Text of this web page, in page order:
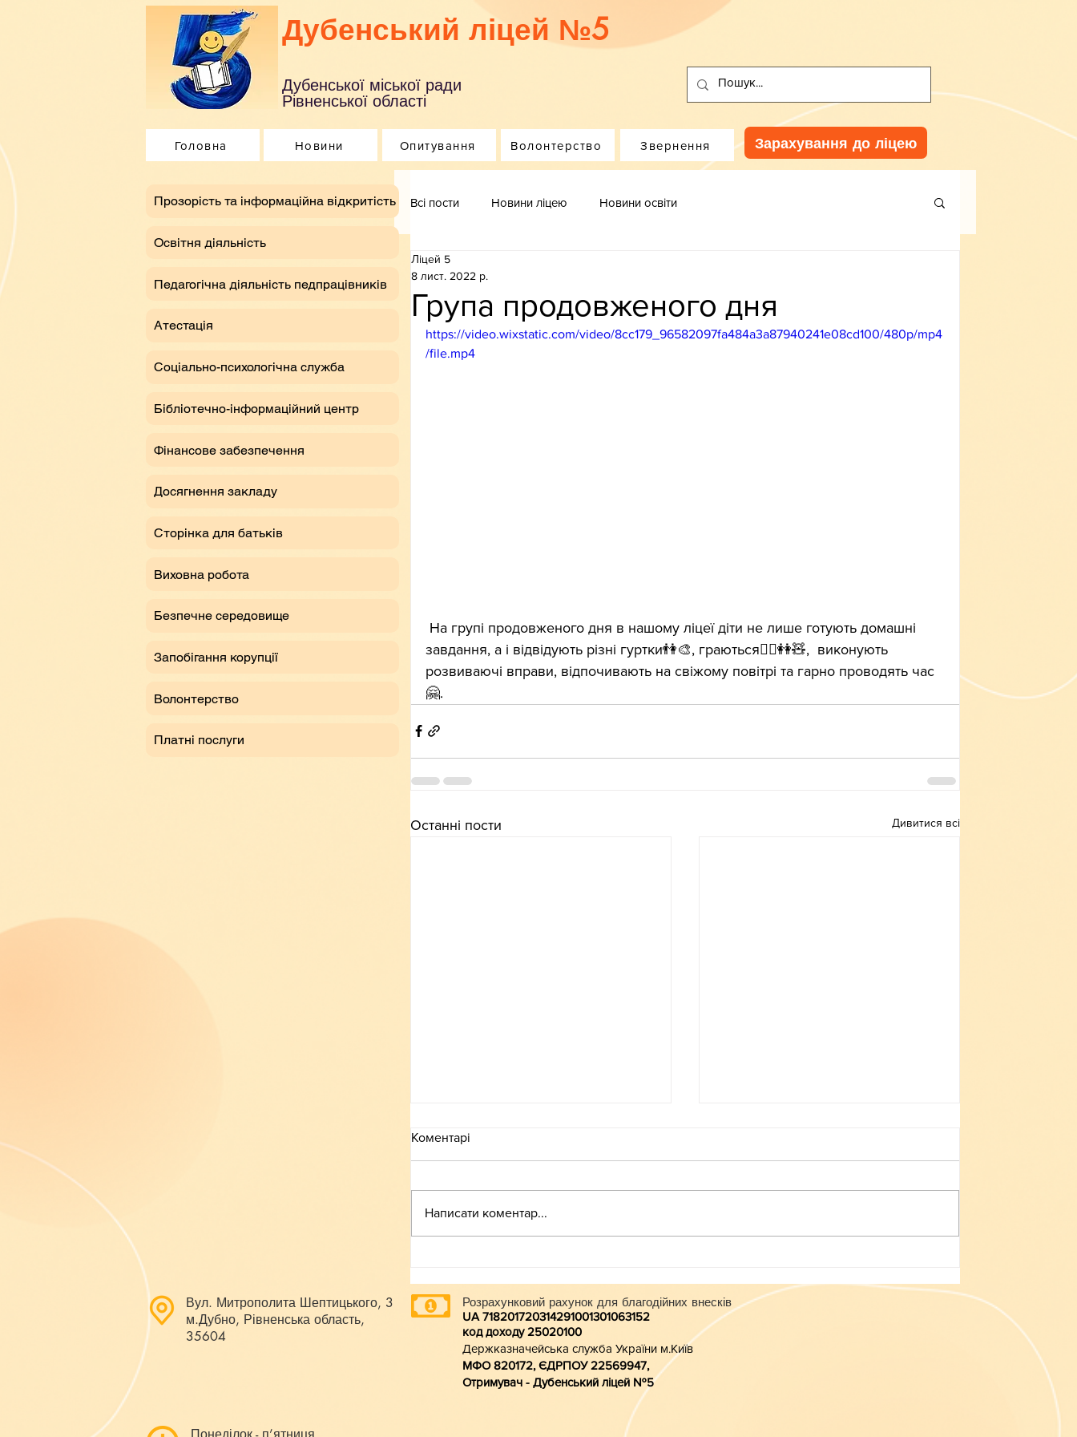
Дубенський ліцей №5
Дубенської міської ради
Рівненської області
Головна Новини Опитування Волонтерство Звернення Зарахування до ліцею
Всі пости Новини ліцею Новини освіти
Група продовженого дня
Ліцей 5
8 лист. 2022 р.
https://video.wixstatic.com/video/8cc179_96582097fa484a3a87940241e08cd100/480p/mp4
/file.mp4
завдання, а і відвідують різні гуртки👫🎨, граються🤾‍♀️👭🧸,  виконують
розвиваючі вправи, відпочивають на свіжому повітрі та гарно проводять час
🤗.
Останні пости Дивитися всі
Небезпека зачепінгу
Коментарі
Написати коментар...
​Прозорість та інформаційна відкритість
Освітня діяльність
Педагогічна діяльність педпрацівників
Атестація
Соціально-психологічна служба
Бібліотечно-інформаційний центр
Фінансове забезпечення
Досягнення закладу
Сторінка для батьків
Виховна робота
Безпечне середовище
Запобігання корупції
Волонтерство
Платні послуги
Вул. Митрополита Шептицького, 3
м.Дубно, Рівненська область,
35604
Розрахунковий рахунок для благодійних внесків
UA 718201720314291001301063152
код доходу 25020100
Держказначейська служба України м.Київ
МФО 820172, ЄДРПОУ 22569947,
Отримувач - Дубенський ліцей №5